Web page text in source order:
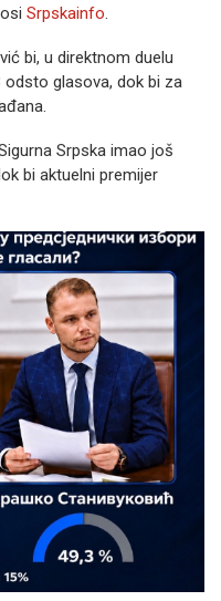
Srpskainfo.
bi, u direktnom duelu
odsto glasova, dok bi za
Srpska imao još
bi aktuelni premijer